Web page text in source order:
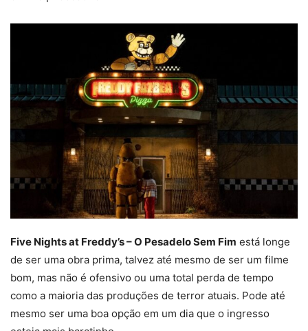
Five Nights at Freddy’s – O Pesadelo Sem Fim está longe
de ser uma obra prima, talvez até mesmo de ser um filme
bom, mas não é ofensivo ou uma total perda de tempo
como a maioria das produções de terror atuais. Pode até
mesmo ser uma boa opção em um dia que o ingresso